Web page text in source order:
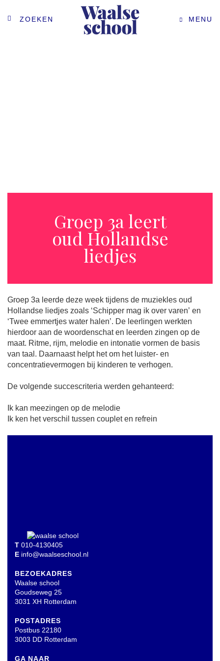
ZOEKEN MENU
Groep 3a leert
oud Hollandse
liedjes
Groep 3a leerde deze week tijdens de muziekles oud
Hollandse liedjes zoals ‘Schipper mag ik over varen’ en
‘Twee emmertjes water halen’. De leerlingen werkten
hierdoor aan de woordenschat en leerden zingen op de
maat. Ritme, rijm, melodie en intonatie vormen de basis
van taal. Daarnaast helpt het om het luister- en
concentratievermogen bij kinderen te verhogen.
De volgende succescriteria werden gehanteerd:
Ik kan meezingen op de melodie
Ik ken het verschil tussen couplet en refrein
T 010-4130405
E info@waalseschool.nl
BEZOEKADRES
Waalse school
Goudseweg 25
3031 XH Rotterdam
POSTADRES
Postbus 22180
3003 DD Rotterdam
GA NAAR